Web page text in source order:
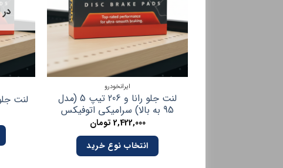
ایرانخودرو
لنت جلو رانا و 206 تیپ 5 (مدل
95 به بالا) سرامیکی اتوفیکس
2,422,000تومان
انتخاب نوع خرید
لنت